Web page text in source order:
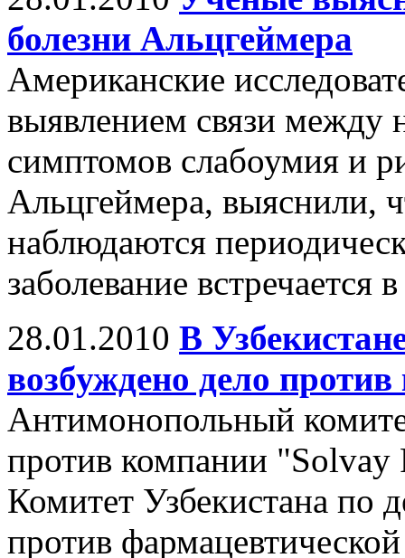
болезни Альцгеймера
Американские
выявлением связи
симптомов слабоумия и
Альцгеймера, выяснили,
наблюдаются
заболевание
28.01.2010 В
возбуждено дело
Антимонопольный
против компании "Solvay
Комитет Узбекистана по
против